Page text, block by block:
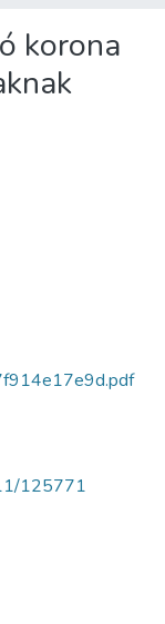
korona
125771